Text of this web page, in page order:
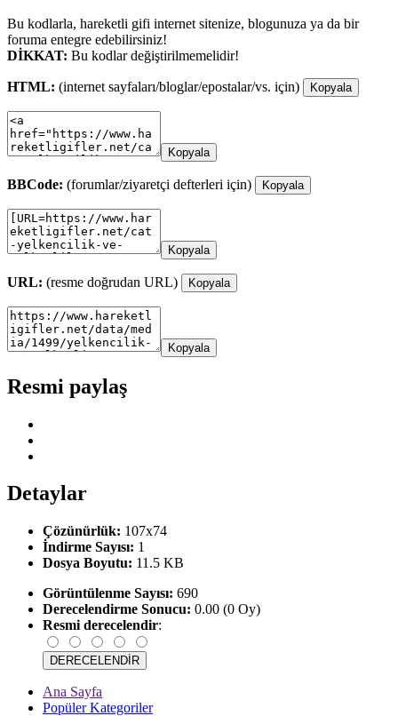
Bu kodlarla, hareketli gifi internet sitenize, blogunuza ya da bir
foruma entegre edebilirsiniz!
DİKKAT: Bu kodlar değiştirilmemelidir!
HTML: (internet sayfaları/bloglar/epostalar/vs. için) Kopyala
Kopyala
BBCode: (forumlar/ziyaretçi defterleri için) Kopyala
Kopyala
URL: (resme doğrudan URL) Kopyala
Kopyala
Resmi paylaş
Detaylar
Çözünürlük: 107x74
İndirme Sayısı: 1
Dosya Boyutu: 11.5 KB
Görüntülenme Sayısı: 690
Derecelendirme Sonucu: 0.00 (0 Oy)
Resmi derecelendir:
Ana Sayfa
Popüler Kategoriler